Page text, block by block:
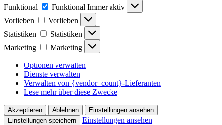
Funktional
Funktional Immer aktiv
Vorlieben
Vorlieben
Statistiken
Statistiken
Marketing
Marketing
Optionen verwalten
Dienste verwalten
Verwalten von {vendor_count}-Lieferanten
Lese mehr über diese Zwecke
Akzeptieren Ablehnen
Einstellungen ansehen
Einstellungen speichern
Einstellungen ansehen